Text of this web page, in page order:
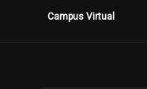
Campus Virtual